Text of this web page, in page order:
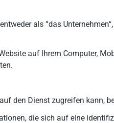
als “das
auf Ihrem Computer,
den Dienst zugreifen kann,
die sich auf eine